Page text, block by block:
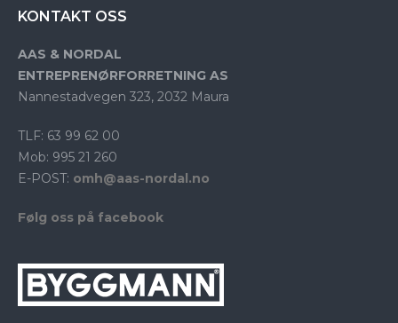
KONTAKT OSS
AAS & NORDAL
ENTREPRENØRFORRETNING AS
Nannestadvegen 323, 2032 Maura
TLF: 63 99 62 00
Mob: 995 21 260
E-POST: omh@aas-nordal.no
Følg oss på facebook